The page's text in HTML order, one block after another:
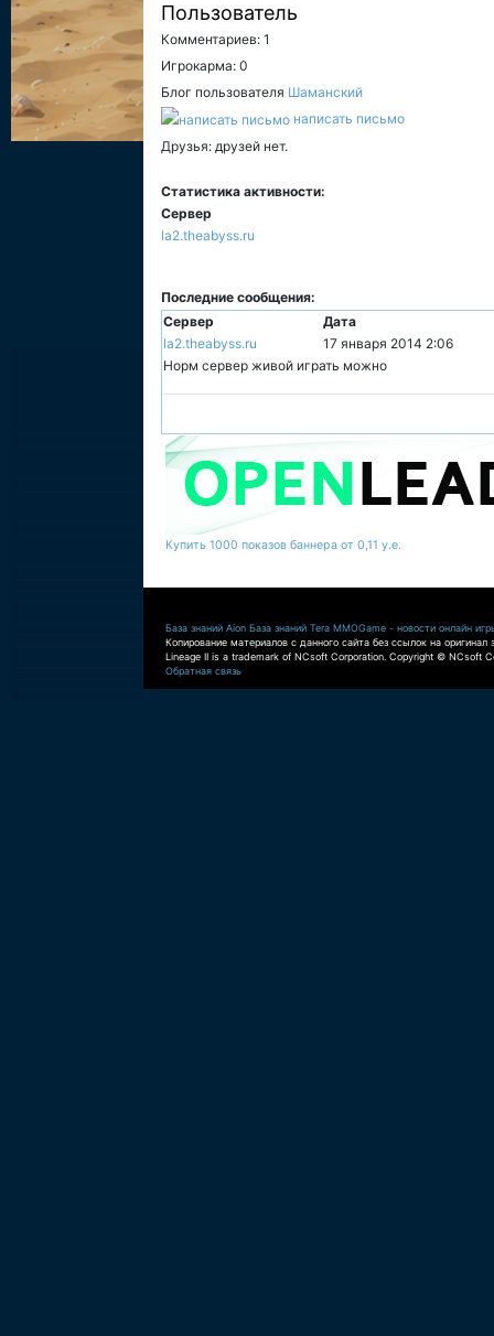
Пользователь
Комментариев: 1
Игрокарма: 0
Блог пользователя Шаманский
написать письмо
Друзья: друзей нет.
Статистика активности:
Сервер
la2.theabyss.ru
Последние сообщения:
Сервер
Дата
la2.theabyss.ru
17 января 2014 2:06
Норм сервер живой играть можно
Купить 1000 показов баннера от 0,11 у.е.
База знаний Aion База знаний Tera MMOGame - новости онлайн
Копирование материалов с данного сайта без ссылок на оригинал
Lineage II is a trademark of NCsoft Corporation. Copyright © NCsoft
Обратная связь